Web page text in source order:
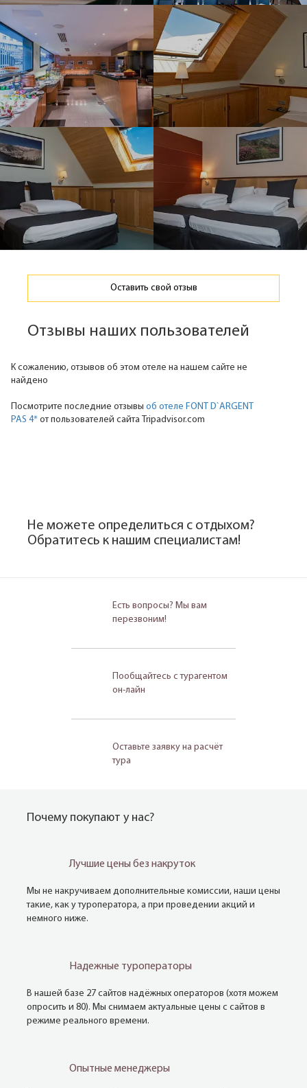
Оставить свой отзыв
Отзывы наших пользователей
К сожалению, отзывов об этом отеле на нашем сайте не
найдено
Посмотрите последние отзывы об отеле FONT D`ARGENT
PAS 4* от пользователей сайта Tripadvisor.com
Не можете определиться с отдыхом?
Обратитесь к нашим специалистам!
Есть вопросы? Мы вам
перезвоним!
Пообщайтесь с турагентом
он-лайн
Оставьте заявку на расчёт
тура
Почему покупают у нас?
Лучшие цены без накруток
Мы не накручиваем дополнительные комиссии, наши цены
такие, как у туроператора, а при проведении акций и
немного ниже.
Надежные туроператоры
В нашей базе 27 сайтов надёжных операторов (хотя можем
опросить и 80). Мы снимаем актуальные цены с сайтов в
режиме реального времени.
Опытные менеджеры